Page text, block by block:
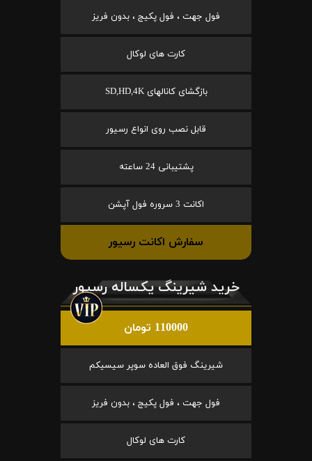
فول جهت ، فول پکیج ، بدون فریز
کارت های لوکال
بازگشای کانالهای SD,HD,4K
قابل نصب روی انواع رسیور
پشتیبانی 24 ساعته
اکانت 3 سروره فول آپشن
سفارش اکانت رسیور
خرید شیرینگ یکساله رسیور
110000 تومان
شیرینگ فوق العاده سوپر سیسیکم
فول جهت ، فول پکیج ، بدون فریز
کارت های لوکال